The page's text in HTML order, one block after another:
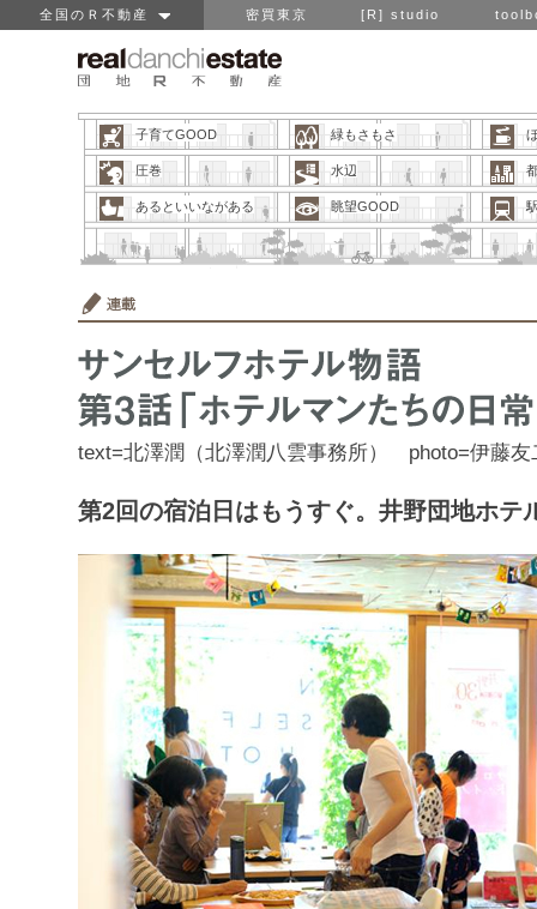
全国のＲ不動産 密買東京 [R] studio
子育てGOOD 緑もさもさ
圧巻 水辺
あるといいながある 眺望GOOD
text=北澤潤（北澤潤八雲事務所） photo=伊藤友
第2回の宿泊日はもうすぐ。井野団地ホテ